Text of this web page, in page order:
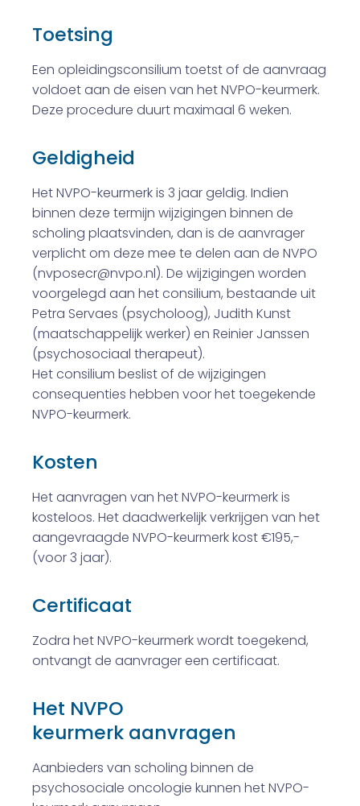
Toetsing
Een opleidingsconsilium toetst of de aanvraag
voldoet aan de eisen van het NVPO-keurmerk.
Deze procedure duurt maximaal 6 weken.
Geldigheid
Het NVPO-keurmerk is 3 jaar geldig. Indien
binnen deze termijn wijzigingen binnen de
scholing plaatsvinden, dan is de aanvrager
verplicht om deze mee te delen aan de NVPO
(nvposecr@nvpo.nl). De wijzigingen worden
voorgelegd aan het consilium, bestaande uit
Petra Servaes (psycholoog), Judith Kunst
(maatschappelijk werker) en Reinier Janssen
(psychosociaal therapeut).
Het consilium beslist of de wijzigingen
consequenties hebben voor het toegekende
NVPO-keurmerk.
Kosten
Het aanvragen van het NVPO-keurmerk is
kosteloos. Het daadwerkelijk verkrijgen van het
aangevraagde NVPO-keurmerk kost €195,-
(voor 3 jaar).
Certificaat
Zodra het NVPO-keurmerk wordt toegekend,
ontvangt de aanvrager een certificaat.
Het NVPO
keurmerk aanvragen
Aanbieders van scholing binnen de
psychosociale oncologie kunnen het NVPO-